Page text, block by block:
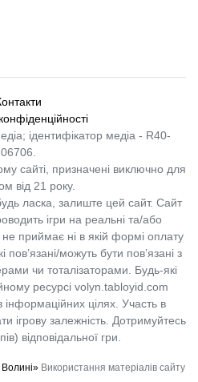
ідентифікатор медіа - R40-
06706.
сайті, призначені виключно для
від 21 року.
ласка, залиште цей сайт. Сайт
ігри на реальні та/або
не приймає ні в якій формі оплату
пов’язані/можуть бути пов’язані з
чи тоталізаторами. Будь-які
ресурсі volyn.tabloyid.com
інформаційних цілях. Участь в
ігрову залежність. Дотримуйтесь
відповідальної гри.
Волині» Використання матеріалів сайту